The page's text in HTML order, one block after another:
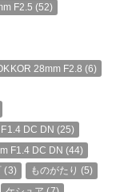
F2.5 (52)
28mm F2.8 (6)
DC DN (25)
F1.4 DC DN (44)
(3) ものがたり (5)